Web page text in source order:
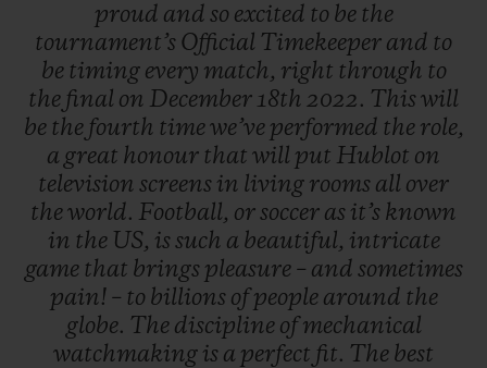
proud and so excited to be the
tournament’s Official Timekeeper and to
be timing every match, right through to
the final on December 18th 2022. Thiswill
be the fourth timewe’ve performed the role,
a great honour that will put Hublot on
television screens in living rooms all over
theworld. Football, orsoccer as it’s known
in the US, issuch a beautiful, intricate
game that brings pleasure – and sometimes
pain! – to billions ofpeople around the
globe. The discipline ofmechanical
watchmaking is a perfect fit. The best